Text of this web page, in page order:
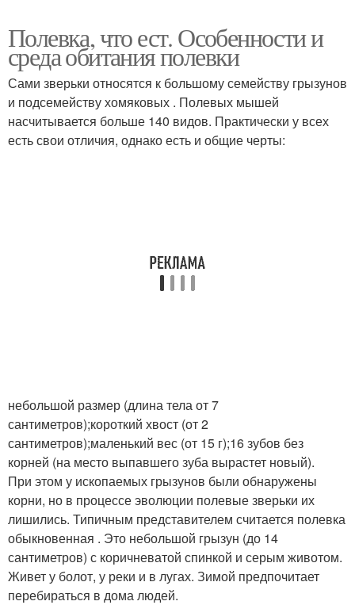
Полевка, что ест. Особенности и
среда обитания полевки
Сами зверьки относятся к большому семейству грызунов
и подсемейству хомяковых . Полевых мышей
насчитывается больше 140 видов. Практически у всех
есть свои отличия, однако есть и общие черты:
небольшой размер (длина тела от 7
сантиметров);короткий хвост (от 2
сантиметров);маленький вес (от 15 г);16 зубов без
корней (на место выпавшего зуба вырастет новый).
При этом у ископаемых грызунов были обнаружены
корни, но в процессе эволюции полевые зверьки их
лишились. Типичным представителем считается полевка
обыкновенная . Это небольшой грызун (до 14
сантиметров) с коричневатой спинкой и серым животом.
Живет у болот, у реки и в лугах. Зимой предпочитает
перебираться в дома людей.